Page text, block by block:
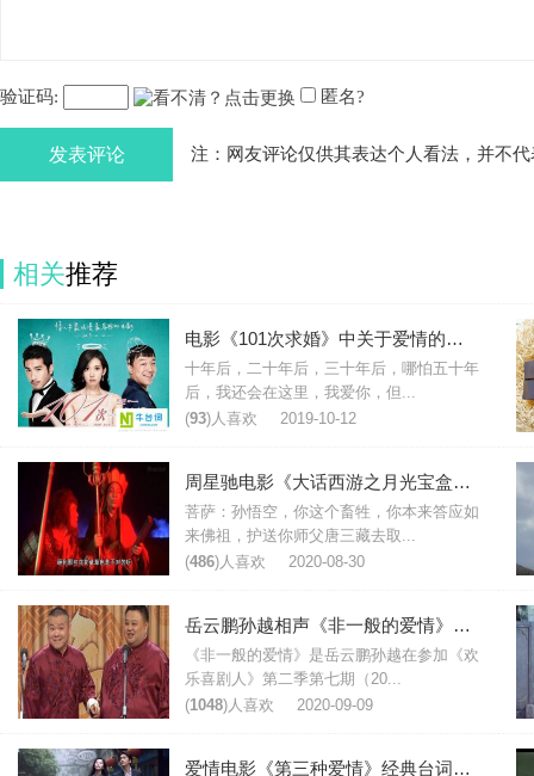
验证码: 匿名?
发表评论 注：网友评论仅供其表达个人看法，并不
相关推荐
电影《101次求婚》中关于爱情的经典台词集锦
十年后，二十年后，三十年后，哪怕五十年
后，我还会在这里，我爱你，但...
(93)人喜欢 2019-10-12
周星驰电影《大话西游之月光宝盒》部分台词图片
菩萨：孙悟空，你这个畜牲，你本来答应如
来佛祖，护送你师父唐三藏去取...
(486)人喜欢 2020-08-30
岳云鹏孙越相声《非一般的爱情》台词
《非一般的爱情》是岳云鹏孙越在参加《欢
乐喜剧人》第二季第七期（20...
(1048)人喜欢 2020-09-09
爱情电影《第三种爱情》经典台词对白大全